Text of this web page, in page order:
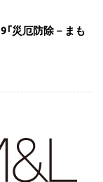
災厄防除－まも